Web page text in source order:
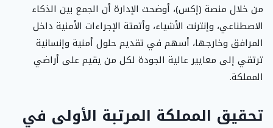
من خلال منصة (إكس)، أوضحت الإدارة أن الجمع بين الذكاء
الاصطناعي، وإنترنت الأشياء، وأتمتة الإجراءات الأمنية داخل
المرافق وخارجها، أسهم في تقديم حلول أمنية وإنسانية
ترتقي إلى معايير عالية الجودة لكل من يقيم على أراضي
المملكة.
تحقيق المملكة المرتبة الأولى في